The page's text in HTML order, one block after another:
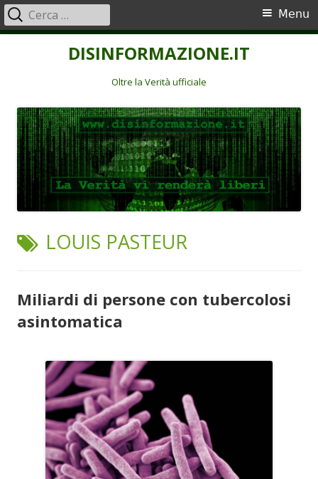
DISINFORMAZIONE.IT
Oltre la Verità ufficiale
Menu
principale
Menu
Ricerca
per:
TAG:
LOUIS PASTEUR
Miliardi di persone con tubercolosi
asintomatica